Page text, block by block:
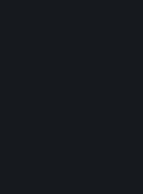
er wolle nur